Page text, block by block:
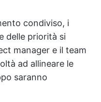
condiviso, i
delle priorità si
manager e il team
ad allineare le
saranno